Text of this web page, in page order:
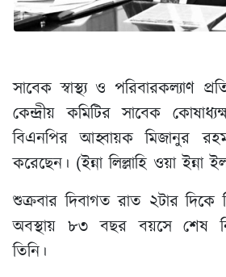
সাবেক স্বাস্থ্য ও পরিবারকল্যাণ
কেন্দ্রীয় কমিটির সাবেক
বিএনপির আহ্বায়ক মিজানুর
করেছেন। (ইন্না লিল্লাহি ওয়া ইন্না
শুক্রবার দিবাগত রাত ২টার দিকে
অবস্থায় ৮৩ বছর বয়সে শেষ
তিনি।